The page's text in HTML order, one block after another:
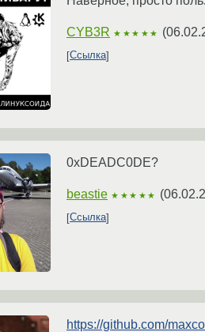
CYB3R ★★★★★ (
Ссылка
0xDEADC0DE?
beastie ★★★★★ (
Ссылка
https://github.com/